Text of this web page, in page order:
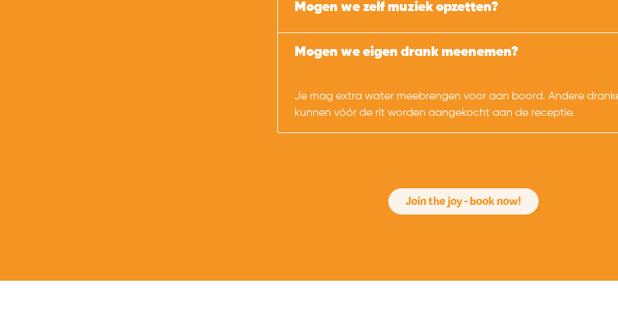
Mogen we zelf muziek opzetten?
Mogen we eigen drank meenemen?
Je mag extra water meebrengen voor aan boord. Andere
kunnen vóór de rit worden aangekocht aan de receptie.
Join the joy - book now!